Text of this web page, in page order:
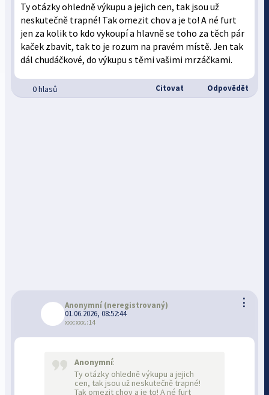
Ty otázky ohledně výkupu a jejich cen, tak jsou už
neskutečně trapné! Tak omezit chov a je to! A né furt
jen za kolik to kdo vykoupí a hlavně se toho za těch pár
kaček zbavit, tak to je rozum na pravém místě. Jen tak
dál chudáčkové, do výkupu s těmi vašimi mrzáčkami.
0 hlasů Citovat Odpovědět
⋮
Anonymní (neregistrovaný)
01.06.2026, 08:52:44
xxx:xxx.:14
Anonymní:
Ty otázky ohledně výkupu a jejich
cen, tak jsou už neskutečně trapné!
Tak omezit chov a je to! A né furt